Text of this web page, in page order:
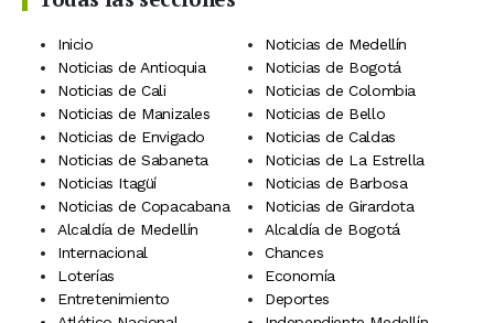
Inicio
Noticias de Medellín
Noticias de Antioquia
Noticias de Bogotá
Noticias de Cali
Noticias de Colombia
Noticias de Manizales
Noticias de Bello
Noticias de Envigado
Noticias de Caldas
Noticias de Sabaneta
Noticias de La Estrella
Noticias Itagüí
Noticias de Barbosa
Noticias de Copacabana
Noticias de Girardota
Alcaldía de Medellín
Alcaldía de Bogotá
Internacional
Chances
Loterías
Economía
Entretenimiento
Deportes